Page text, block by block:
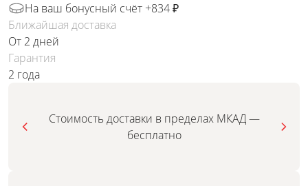
На ваш бонусный счёт +834 ₽
Ближайшая доставка
От 2 дней
Гарантия
2 года
Стоимость доставки в пределах МКАД —
бесплатно